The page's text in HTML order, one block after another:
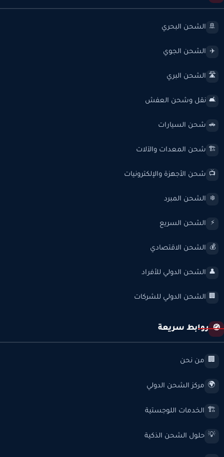
🚢 الشحن البحري
✈️ الشحن الجوي
🛣️ الشحن البري
🛋️ نقل وشحن العفش
🚗 شحن السيارات
🏗️ شحن المعدات والآلات
📺 شحن الأجهزة والإلكترونيات
❄️ الشحن المبرد
⚡ الشحن السريع
💰 الشحن الاقتصادي
👤 الشحن الدولي للأفراد
🏢 الشحن الدولي للشركات
🧭 روابط سريعة
🏢 من نحن
🌍 مركز الشحن الدولي
🏗️ الخدمات اللوجستية
💡 حلول الشحن الذكية